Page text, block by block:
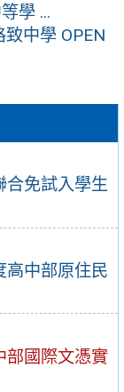
合免試入學生
高中部原住民
部國際文憑實
學 ...
中學 OPEN